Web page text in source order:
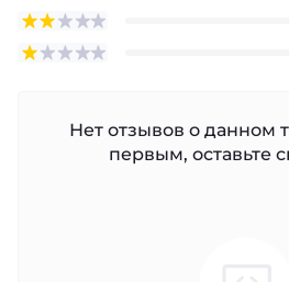
Нет отзывов о данном
первым, оставьте